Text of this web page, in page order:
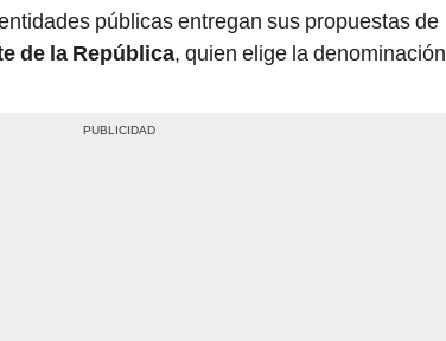
públicas entregan sus propuestas de
de la República, quien elige la denominación